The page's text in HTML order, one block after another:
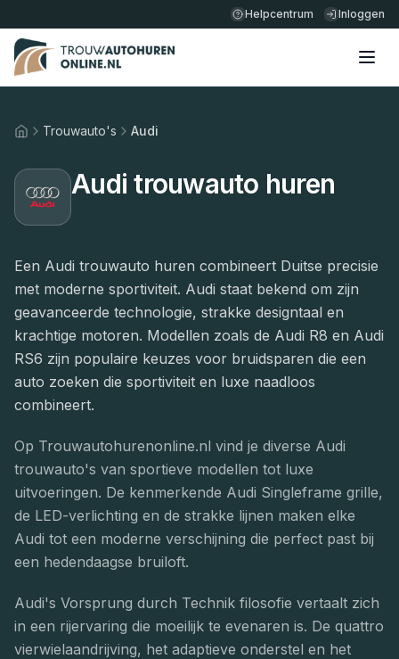
Helpcentrum Inloggen
HomeTrouwauto's Audi
Audi trouwauto huren
Een Audi trouwauto huren combineert Duitse precisie
met moderne sportiviteit. Audi staat bekend om zijn
geavanceerde technologie, strakke designtaal en
krachtige motoren. Modellen zoals de Audi R8 en Audi
RS6 zijn populaire keuzes voor bruidsparen die een
auto zoeken die sportiviteit en luxe naadloos
combineert.
Op Trouwautohurenonline.nl vind je diverse Audi
trouwauto's van sportieve modellen tot luxe
uitvoeringen. De kenmerkende Audi Singleframe grille,
de LED-verlichting en de strakke lijnen maken elke
Audi tot een moderne verschijning die perfect past bij
een hedendaagse bruiloft.
Audi's Vorsprung durch Technik filosofie vertaalt zich
in een rijervaring die moeilijk te evenaren is. De quattro
vierwielaandrijving, het adaptieve onderstel en het